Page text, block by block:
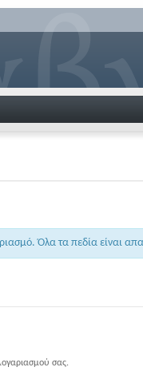
Όλα τα πεδία είναι
σας.